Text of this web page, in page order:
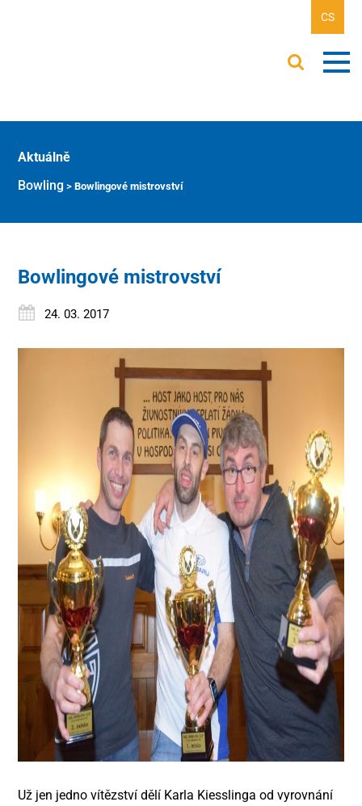
CS
Aktuálně
Bowling >Bowlingové mistrovství
Bowlingové mistrovství
24. 03. 2017
Už jen jedno vítězství dělí Karla Kiesslinga od vyrovnání